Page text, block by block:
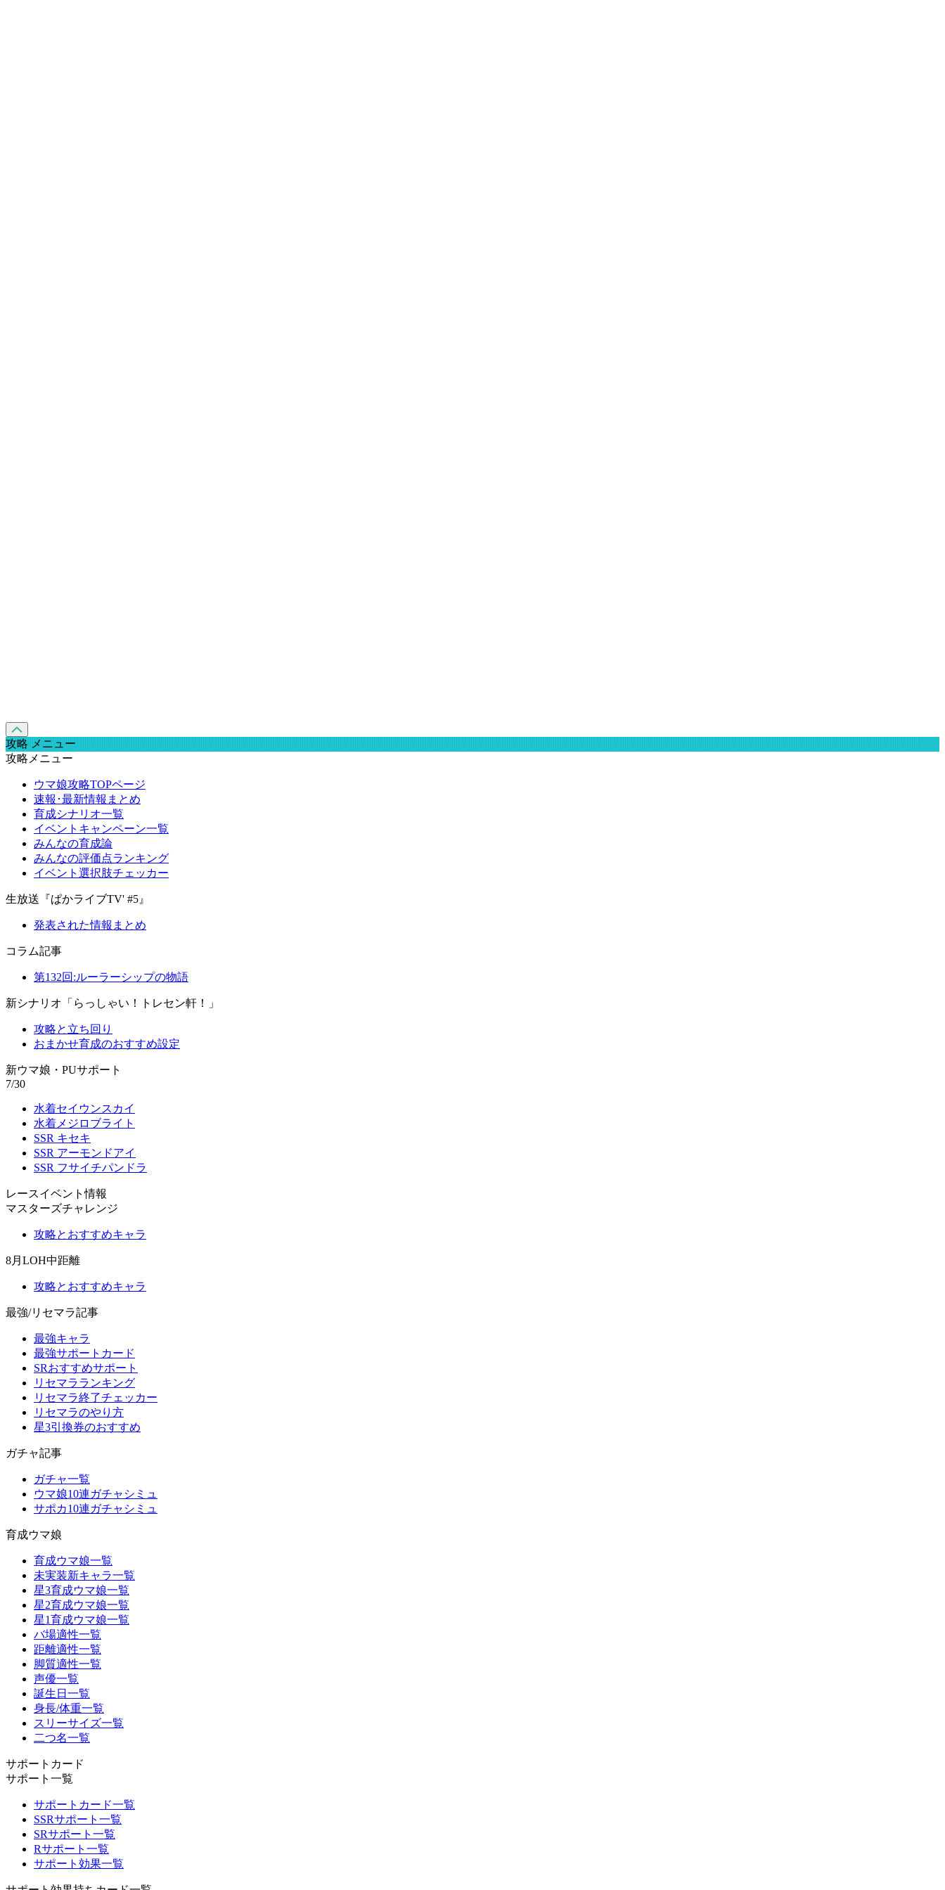
攻略 メニュー
攻略メニュー
ウマ娘攻略TOPページ
速報･最新情報まとめ
育成シナリオ一覧
イベントキャンペーン一覧
みんなの育成論
みんなの評価点ランキング
イベント選択肢チェッカー
生放送『ぱかライブTV' #5』
発表された情報まとめ
コラム記事
第132回:ルーラーシップの物語
新シナリオ「らっしゃい！トレセン軒！」
攻略と立ち回り
おまかせ育成のおすすめ設定
新ウマ娘・PUサポート
7/30
水着セイウンスカイ
水着メジロブライト
SSR キセキ
SSR アーモンドアイ
SSR フサイチパンドラ
レースイベント情報
マスターズチャレンジ
攻略とおすすめキャラ
8月LOH中距離
攻略とおすすめキャラ
最強/リセマラ記事
最強キャラ
最強サポートカード
SRおすすめサポート
リセマラランキング
リセマラ終了チェッカー
リセマラのやり方
星3引換券のおすすめ
ガチャ記事
ガチャ一覧
ウマ娘10連ガチャシミュ
サポカ10連ガチャシミュ
育成ウマ娘
育成ウマ娘一覧
未実装新キャラ一覧
星3育成ウマ娘一覧
星2育成ウマ娘一覧
星1育成ウマ娘一覧
バ場適性一覧
距離適性一覧
脚質適性一覧
声優一覧
誕生日一覧
身長/体重一覧
スリーサイズ一覧
二つ名一覧
サポートカード
サポート一覧
サポートカード一覧
SSRサポート一覧
SRサポート一覧
Rサポート一覧
サポート効果一覧